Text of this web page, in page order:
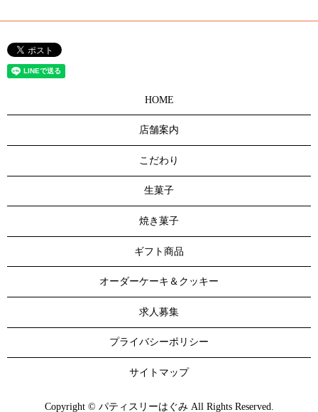
HOME
店舗案内
こだわり
生菓子
焼き菓子
ギフト商品
オーダーケーキ＆クッキー
求人募集
プライバシーポリシー
サイトマップ
Copyright © パティスリーはぐみ All Rights Reserved.